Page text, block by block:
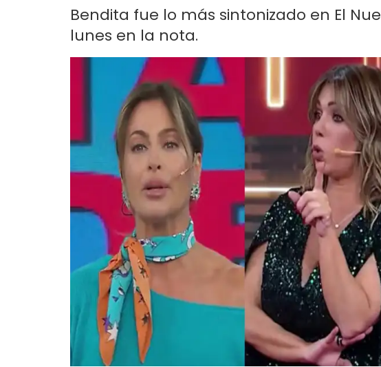
Bendita fue lo más sintonizado en El
lunes en la nota.